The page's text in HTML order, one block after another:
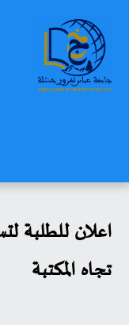
اعلان للطلبة
تجاه المكتبة